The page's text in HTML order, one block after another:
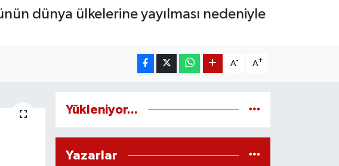
dünya ülkelerine yayılması nedeniyle
A- A+
Yükleniyor...
Yazarlar